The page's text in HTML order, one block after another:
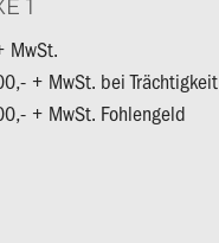
1
MwSt.
+ MwSt. bei Trächtigkeit
+ MwSt. Fohlengeld